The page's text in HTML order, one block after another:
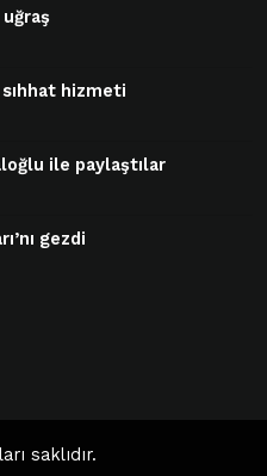
sıhhat hizmeti
ile paylaştılar
gezdi
saklıdır.